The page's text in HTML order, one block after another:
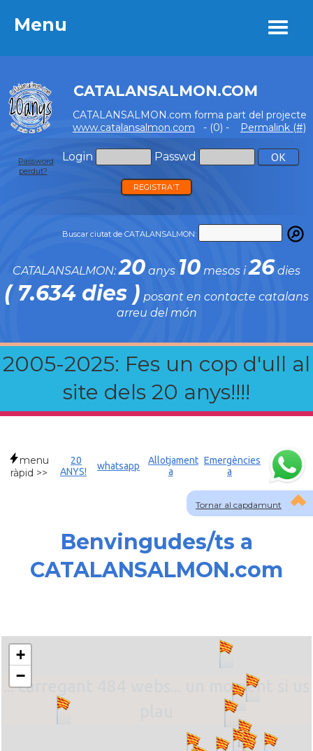
Menu
CATALANSALMON.COM
CATALANSALMON.com forma part del projecte
www.catalansalmon.com - (0) - Permalink (#)
Login Passwd
Password
perdut?
REGISTRA'T
Buscar ciutat de CATALANSALMON:
CATALANSALMON:20 anys 10 mesos i26 dies
( 7.634 dies ) posant en contacte catalans
arreu del món
2005-2025: Fes un cop d'ull al
site dels 20 anys!!!!
Menu
Tornar al capdamunt
menu
ràpid >>
20
ANYS!
whatsapp
Allotjament
a
Emergències
a
Benvingudes/ts a
CATALANSALMON.com
... carregant 484 webs... un moment si us
+
−